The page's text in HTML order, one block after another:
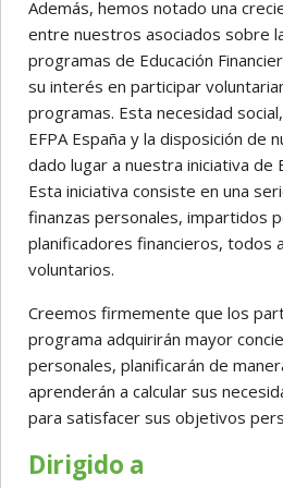
Además, hemos notado una
entre nuestros asociados sobre
programas de Educación
su interés en participar
programas. Esta necesidad
EFPA España y la disposición de
dado lugar a nuestra iniciativa de
Esta iniciativa consiste en una
finanzas personales, impartidos
planificadores financieros, todos
voluntarios.
Creemos firmemente que los
programa adquirirán mayor
personales, planificarán de
aprenderán a calcular sus
para satisfacer sus objetivos
Dirigido a